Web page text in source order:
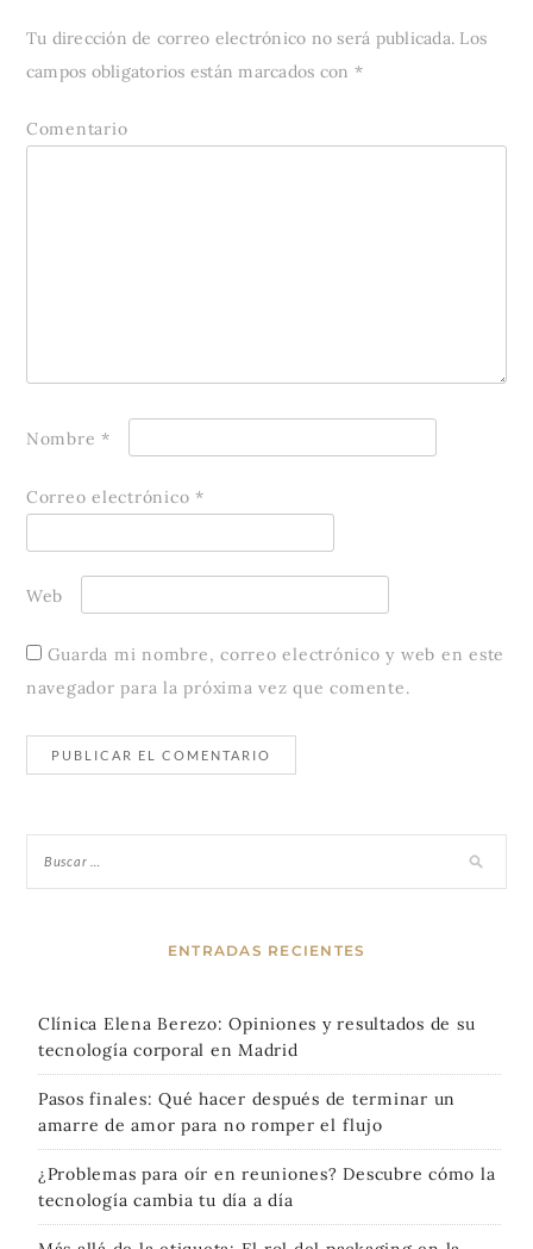
Tu dirección de correo electrónico no será publicada. Los
campos obligatorios están marcados con *
Comentario
Nombre*
Correo electrónico*
Web
Guarda mi nombre, correo electrónico y web en este
navegador para la próxima vez que comente.
ENTRADAS RECIENTES
Clínica Elena Berezo: Opiniones y resultados de su
tecnología corporal en Madrid
Pasos finales: Qué hacer después de terminar un
amarre de amor para no romper el flujo
¿Problemas para oír en reuniones? Descubre cómo la
tecnología cambia tu día a día